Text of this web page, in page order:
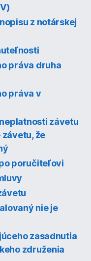
z notárskej
práva druha
práva v
závetu
že
poručiteľovi
nie je
zasadnutia
združenia